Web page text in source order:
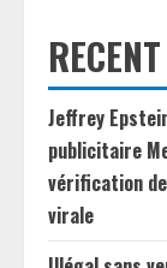
Jeffrey
publicitaire
vérification
virale